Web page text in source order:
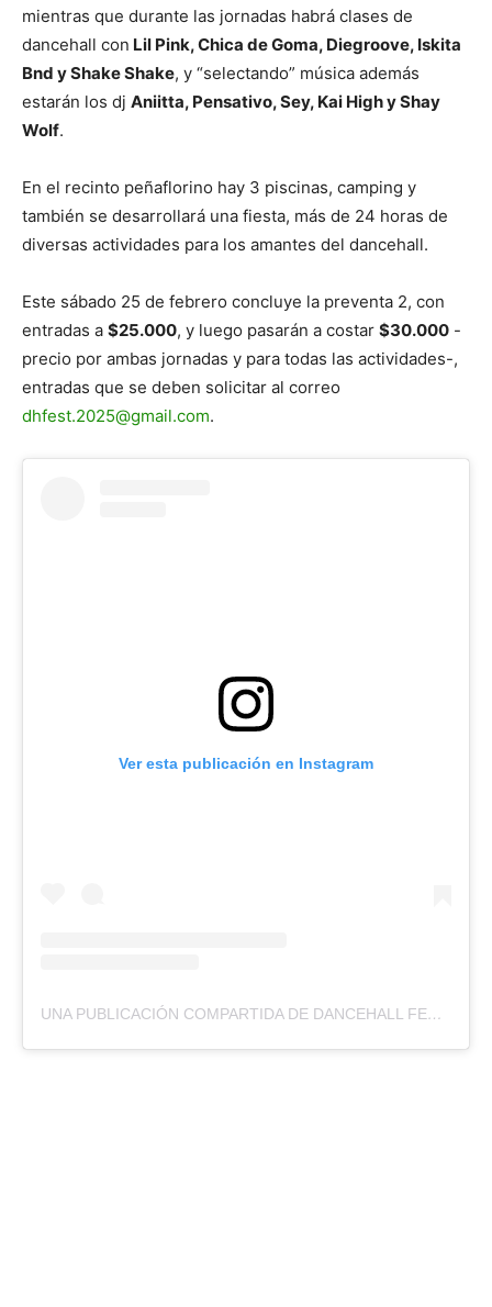
mientras que durante las jornadas habrá clases de
dancehall con Lil Pink, Chica de Goma, Diegroove, Iskita
Bnd y Shake Shake, y “selectando” música además
estarán los dj Aniitta, Pensativo, Sey, Kai High y Shay
Wolf.
En el recinto peñaflorino hay 3 piscinas, camping y
también se desarrollará una fiesta, más de 24 horas de
diversas actividades para los amantes del dancehall.
Este sábado 25 de febrero concluye la preventa 2, con
entradas a $25.000, y luego pasarán a costar $30.000 -
precio por ambas jornadas y para todas las actividades-,
entradas que se deben solicitar al correo
dhfest.2025@gmail.com.
Ver esta publicación en Instagram
UNA PUBLICACIÓN COMPARTIDA DE DANCEHALL FEST (@DANCEHALL.FEST)